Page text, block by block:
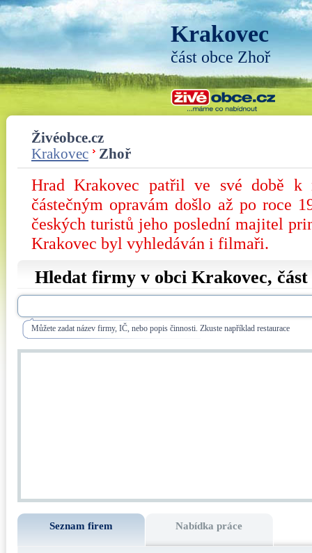
Krakovec
část obce Zhoř
Živéobce.cz
Krakovec
Zhoř
Hrad Krakovec patřil ve své době k
částečným opravám došlo až po roce
českých turistů jeho poslední majitel
Krakovec byl vyhledáván i filmaři.
Hledat firmy v obci Krakovec,
Můžete zadat název firmy, IČ, nebo popis činnosti. Zkuste například restaurace
Seznam firem Nabídka práce